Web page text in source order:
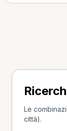
Le
città).